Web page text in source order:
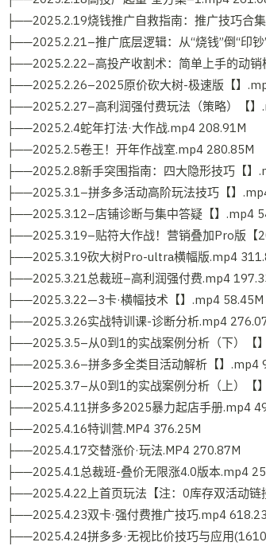
├──2025.2.19烧钱推广自救指南：推广技巧合
├──2025.2.21–推广底层逻辑：从“烧钱”倒“印
├──2025.2.22–高投产收割术：简单上手的动
├──2025.2.26–2025原价砍大树-极速版【】
├──2025.2.27–高利润强付费玩法（策略）【
├──2025.2.4蛇年打法·大作战.mp4 208.91M
├──2025.2.5卷王！开年作战室.mp4 280.85M
├──2025.2.8新手突围指南：四大隐形技巧【】
├──2025.3.1–拼多多活动高阶玩法技巧【】
├──2025.3.12–店铺诊断与集中答疑【】.mp4
├──2025.3.19–贴符大作战！营销叠加Pro版【
├──2025.3.19砍大树Pro-ultra横幅版.mp4
├──2025.3.21总裁班–高利润强付费.mp4
├──2025.3.22—3卡·横幅技术【】.mp4 58.45M
├──2025.3.26实战特训课-诊断分析.mp4
├──2025.3.5–从0到1的实战案例分析（下）【
├──2025.3.6–拼多多全类目活动解析【】.mp4
├──2025.3.7–从0到1的实战案例分析（上）【
├──2025.4.11拼多多2025暴力起店手册.mp4
├──2025.4.16特训营.MP4 376.25M
├──2025.4.17交替涨价·玩法.MP4 270.87M
├──2025.4.1总裁班-叠价无限涨4.0版本.mp4
├──2025.4.22上首页玩法【注：0库存双活动
├──2025.4.23双卡·强付费推广技巧.mp4
├──2025.4.24拼多多·无视比价技巧与应用